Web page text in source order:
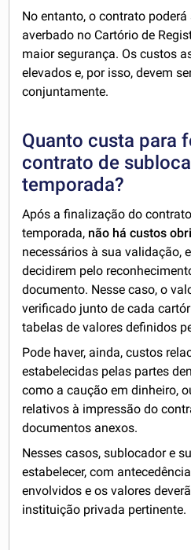
No entanto, o contrato poderá
averbado no Cartório de
maior segurança. Os custos
elevados e, por isso, devem
conjuntamente.
Quanto custa para
contrato de
temporada?
Após a finalização do
temporada, não há custos
necessários à sua validação,
decidirem pelo
documento. Nesse caso, o
verificado junto de cada
tabelas de valores definidos
Pode haver, ainda, custos
estabelecidas pelas partes
como a caução em dinheiro,
relativos à impressão do
documentos anexos.
Nesses casos, sublocador e
estabelecer, com
envolvidos e os valores
instituição privada pertinente.